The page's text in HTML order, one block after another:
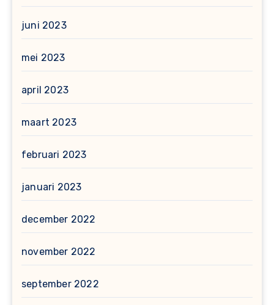
juni 2023
mei 2023
april 2023
maart 2023
februari 2023
januari 2023
december 2022
november 2022
september 2022